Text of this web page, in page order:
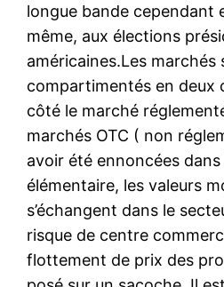
longue bande cependant
même, aux élections
américaines.Les marchés
compartimentés en deux
côté le marché
marchés OTC ( non
avoir été ennoncées
élémentaire, les valeurs
s’échangent dans le
risque de centre
flottement de prix des